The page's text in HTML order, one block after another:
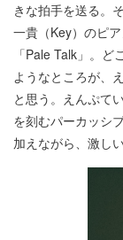
きな拍手を送る。
一貴（Key）のピ
「Pale Talk」。
ようなところが、
と思う。えんぷて
を刻むパーカッシ
加えながら、激し